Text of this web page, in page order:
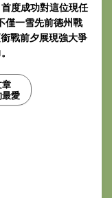
度成功對這位現任
僅一雪先前德州戰
戰前夕展現強大爭
章
愛